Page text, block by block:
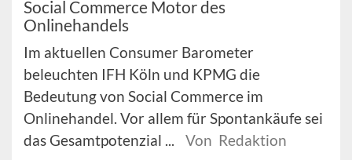
Social Commerce Motor des
Onlinehandels
Im aktuellen Consumer Barometer
beleuchten IFH Köln und KPMG die
Bedeutung von Social Commerce im
Onlinehandel. Vor allem für Spontankäufe sei
das Gesamtpotenzial ...
Von Redaktion